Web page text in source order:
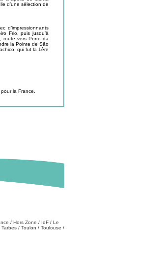
d’une sélection de
d’impressionnants
Frio, puis jusqu’à
route vers Porto da
la Pointe de São
qui fut la 1ère
la France.
/ Hors Zone / IdF / Le
Tarbes / Toulon / Toulouse /